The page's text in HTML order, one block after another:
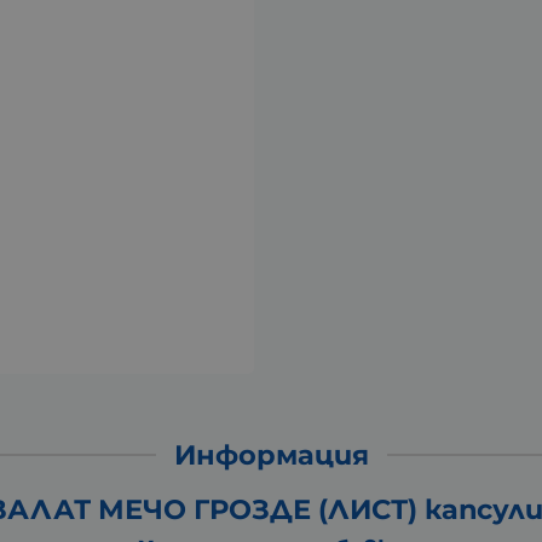
Информация
МЕЧО ГРОЗДЕ (ЛИСТ) капсули